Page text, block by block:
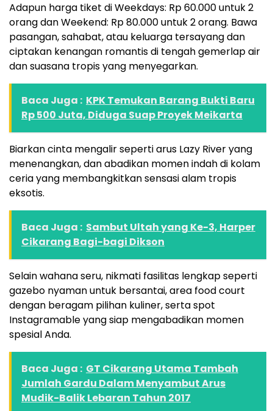
Adapun harga tiket di Weekdays: Rp 60.000 untuk 2
orang dan Weekend: Rp 80.000 untuk 2 orang. Bawa
pasangan, sahabat, atau keluarga tersayang dan
ciptakan kenangan romantis di tengah gemerlap air
dan suasana tropis yang menyegarkan.
Baca Juga : KPK Temukan Barang Bukti Baru
Rp 500 Juta, Diduga Suap Proyek Meikarta
Biarkan cinta mengalir seperti arus Lazy River yang
menenangkan, dan abadikan momen indah di kolam
ceria yang membangkitkan sensasi alam tropis
eksotis.
Baca Juga : Sambut Ultah yang Ke-3, Harper
Cikarang Bagi-bagi Dikson
Selain wahana seru, nikmati fasilitas lengkap seperti
gazebo nyaman untuk bersantai, area food court
dengan beragam pilihan kuliner, serta spot
Instagramable yang siap mengabadikan momen
spesial Anda.
Baca Juga : GT Cikarang Utama Tambah
Jumlah Gardu Dalam Menyambut Arus
Mudik-Balik Lebaran Tahun 2017